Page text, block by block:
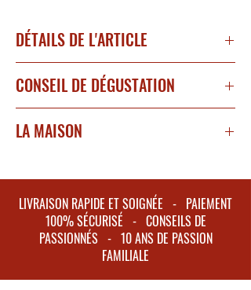
DÉTAILS DE L'ARTICLE
Appellation : Champagne
Degré d'alcool : 12 %
Encépagement : Pinot noir (40 à 50 %), Pinot
Meunier (30 à 40 %) et Chardonnay (10 à 20
Couleur : Jaune audacieux avec des reflets
Nez : Riche, ananas, pamplemousse, mirabelle,
Bouche : Un palais voluptueux combinant
CONSEIL DE DÉGUSTATION
citron vert.
LA MAISON
Chandon incarne l’excellence et le raffinement
à la française. Installée au cœur de la
Champagne, elle s’est imposée comme l’une
des maisons les plus emblématiques au monde,
symbole de célébration et de prestige. Grâce à
un savoir-faire transmis de génération en
LIVRAISON RAPIDE ET SOIGNÉE - PAIEMENT
100% SÉCURISÉ - CONSEILS DE
PASSIONNÉS - 10 ANS DE PASSION
FAMILIALE